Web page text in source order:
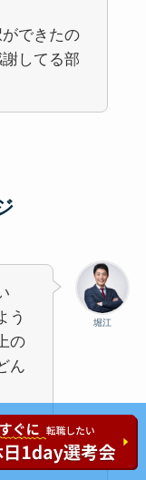
できたの
してる部
堀江
う
の
ん